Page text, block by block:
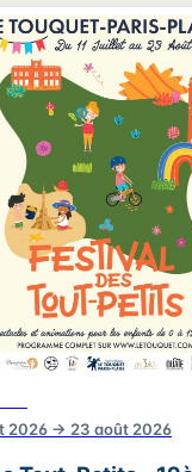
2026 → 23 août 2026